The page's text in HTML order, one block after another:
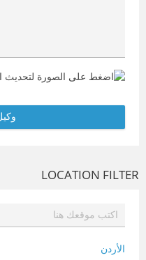
LOCATION FILTER
الأردن